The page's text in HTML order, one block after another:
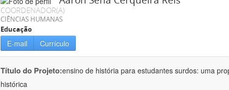
COORDENADOR(A)
CIÊNCIAS HUMANAS
Educação
E-mail Currículo
Título do Projeto:ensino de história para estudantes surdos: uma
histórica